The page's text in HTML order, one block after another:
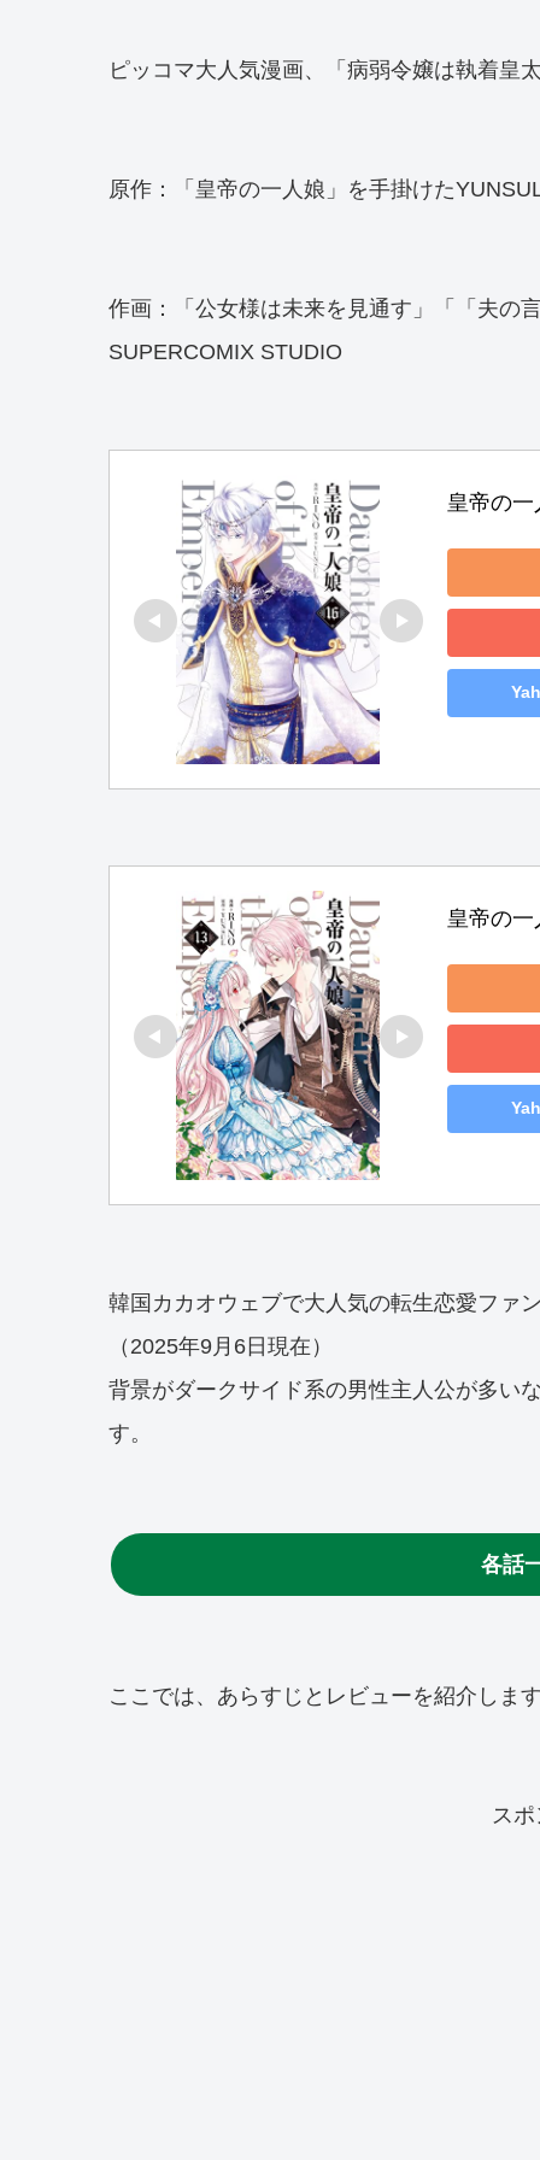
ピッコマ大人気漫画、「病弱令嬢は執着皇
原作：「皇帝の一人娘」を手掛けた
作画：「公女様は未来を見通す」「「夫の
SUPERCOMIX STUDIO
皇帝の
皇帝の
韓国カカオウェブで大人気の転生恋愛ファ
（2025年9月6日現在）
背景がダークサイド系の男性主人公が多い
す。
各話
ここでは、あらすじとレビューを紹介します
ス